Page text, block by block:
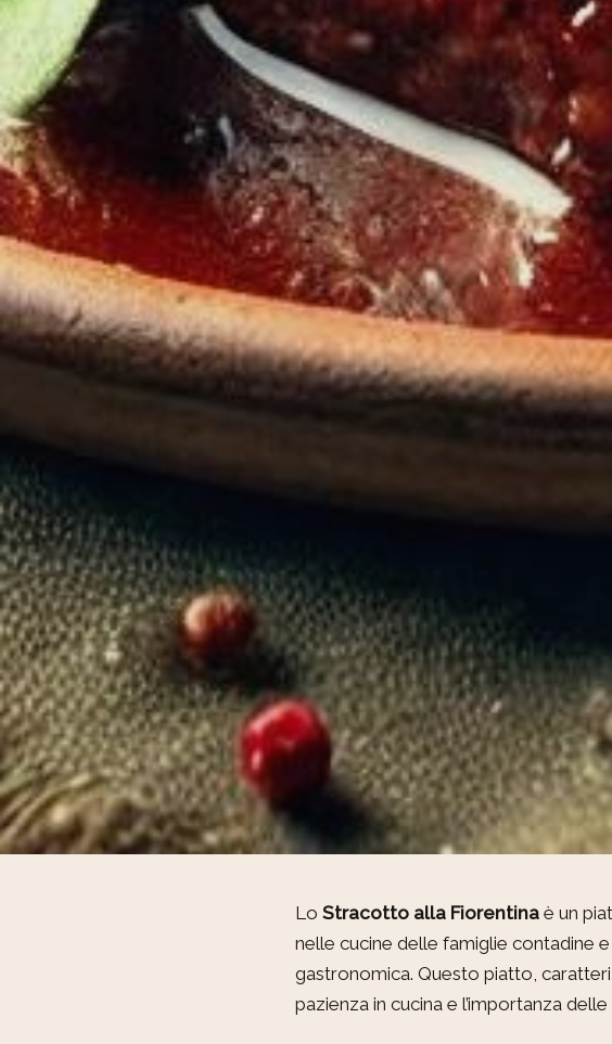
Lo Stracotto alla Fiorentina è un
nelle cucine delle famiglie contadine
gastronomica. Questo piatto,
pazienza in cucina e l’importanza